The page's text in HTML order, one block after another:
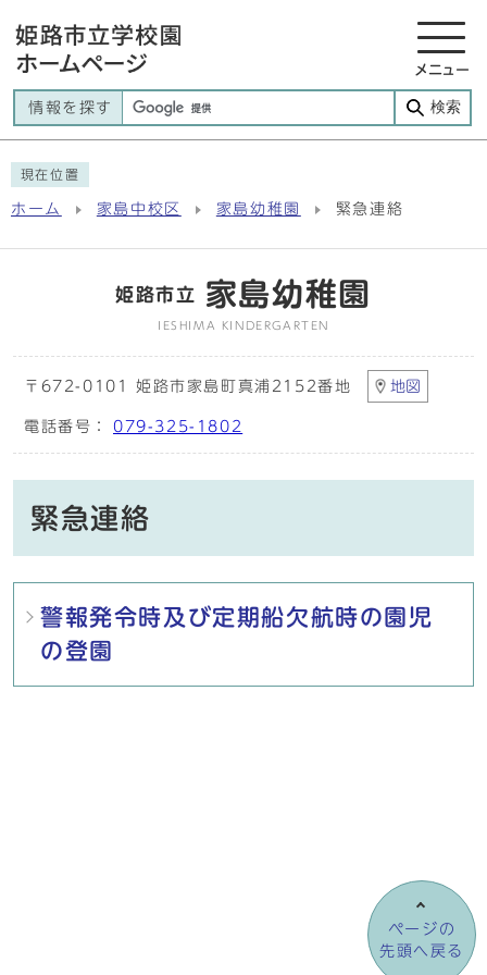
メニュー
情報を探す 検索
現在位置
ホーム 家島中校区 家島幼稚園 緊急連絡
姫路市立 家島幼稚園
IESHIMA KINDERGARTEN
〒672-0101 姫路市家島町真浦2152番地 地図
電話番号： 079-325-1802
緊急連絡
メインメニュー
警報発令時及び定期船欠航時の園児
の登園
ページの
先頭へ戻る